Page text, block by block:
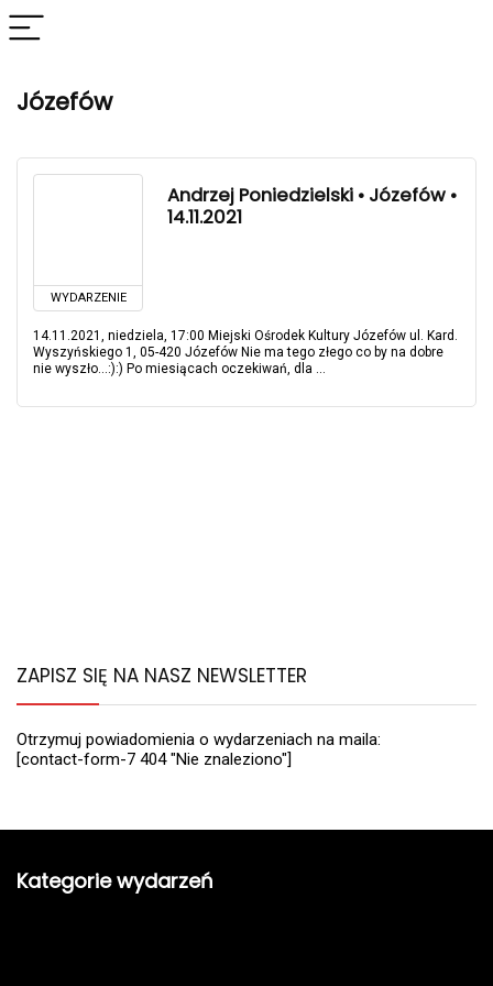
Józefów
WYDARZENIE
Andrzej Poniedzielski • Józefów •
14.11.2021
14.11.2021, niedziela, 17:00 Miejski Ośrodek Kultury Józefów ul. Kard.
Wyszyńskiego 1, 05-420 Józefów Nie ma tego złego co by na dobre
nie wyszło...:):) Po miesiącach oczekiwań, dla ...
ZAPISZ SIĘ NA NASZ NEWSLETTER
Otrzymuj powiadomienia o wydarzeniach na maila:
[contact-form-7 404 "Nie znaleziono"]
Kategorie wydarzeń